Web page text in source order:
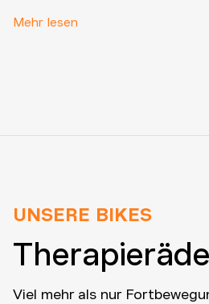
Unsere Therapieräder für
Pedalpendel für Kids mit stark
Mehr lesen
UNSERE BIKES
Viel mehr als nur